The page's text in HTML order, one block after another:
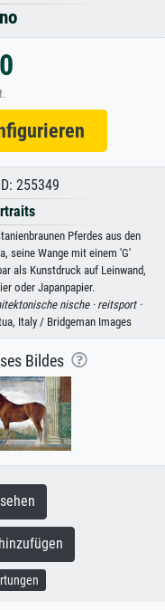
255349
Pferdes aus den
seine Wange mit einem 'G'
als Kunstdruck auf Leinwand,
oder Japanpapier.
nische · reitsport ·
Italy / Bridgeman Images
Bildes